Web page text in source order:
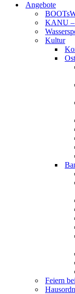
Angebote
KANU –
Kultur
Feiern